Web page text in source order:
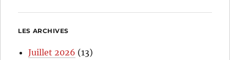
LES ARCHIVES
Juillet 2026 (13)